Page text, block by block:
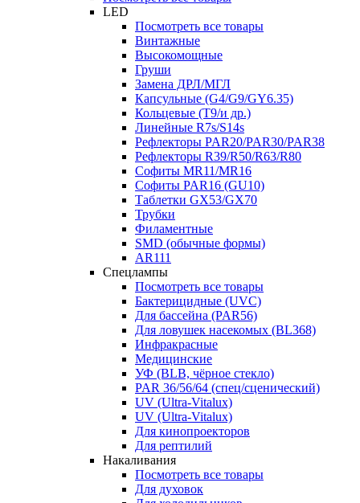
LED
Посмотреть все товары
Винтажные
Высокомощные
Груши
Замена ДРЛ/МГЛ
Капсульные (G4/G9/GY6.35)
Кольцевые (T9/и др.)
Линейные R7s/S14s
Рефлекторы PAR20/PAR30/PAR38
Рефлекторы R39/R50/R63/R80
Софиты MR11/MR16
Софиты PAR16 (GU10)
Таблетки GX53/GX70
Трубки
Филаментные
SMD (обычные формы)
AR111
Спецлампы
Посмотреть все товары
Бактерицидные (UVC)
Для бассейна (PAR56)
Для ловушек насекомых (BL368)
Инфракрасные
Медицинские
УФ (BLB, чёрное стекло)
PAR 36/56/64 (спец/сценический)
UV (Ultra‑Vitalux)
UV (Ultra-Vitalux)
Для кинопроекторов
Для рептилий
Накаливания
Посмотреть все товары
Для духовок